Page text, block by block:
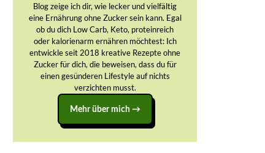
Blog zeige ich dir, wie lecker und vielfältig
eine Ernährung ohne Zucker sein kann. Egal
ob du dich Low Carb, Keto, proteinreich
oder kalorienarm ernähren möchtest: Ich
entwickle seit 2018 kreative Rezepte ohne
Zucker für dich, die beweisen, dass du für
einen gesünderen Lifestyle auf nichts
verzichten musst.
Mehr über mich →